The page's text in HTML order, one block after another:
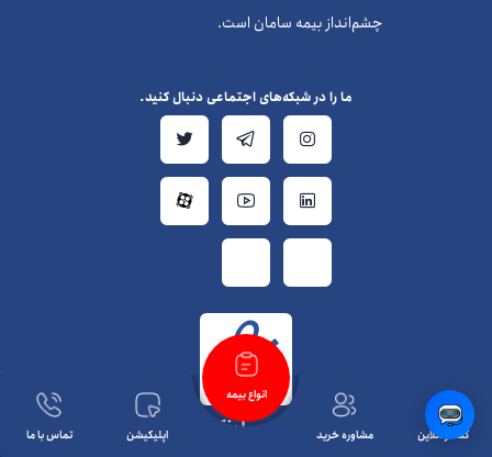
چشم‌انداز بیمه سامان است.
دسترسی سریع لینک‌های مفید
ما را در شبکه‌های اجتماعی دنبال کنید.
گفتگو آنلاین مشاوره خرید
انواع بیمه
اپلیکیشن تماس با ما